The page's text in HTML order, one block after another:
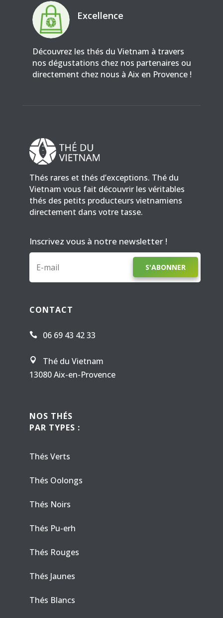
Excellence
Découvrez les thés du Vietnam à travers
nos dégustations chez nos partenaires ou
directement chez nous à Aix en Provence !
Thés rares et thés d’exceptions. Thé du
Vietnam vous fait découvrir les véritables
thés des petits producteurs vietnamiens
directement dans votre tasse.
Inscrivez vous à notre newsletter !
S'ABONNER
CONTACT
 06 69 43 42 33

Thé du Vietnam
13080 Aix-en-Provence
NOS THÉS
PAR TYPES :
Thés Verts
Thés Oolongs
Thés Noirs
Thés Pu-erh
Thés Rouges
Thés Jaunes
Thés Blancs